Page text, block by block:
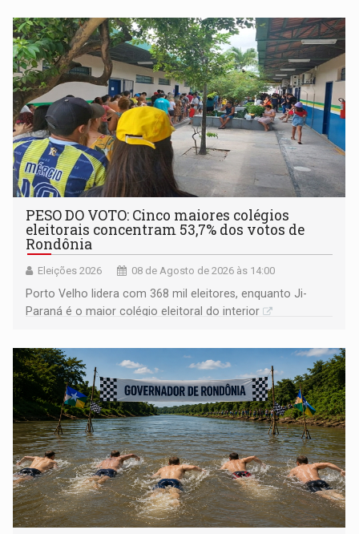
PESO DO VOTO: Cinco maiores colégios
eleitorais concentram 53,7% dos votos de
Rondônia
Eleições 2026 08 de Agosto de 2026 às 14:00
Porto Velho lidera com 368 mil eleitores, enquanto Ji-
Paraná é o maior colégio eleitoral do interior